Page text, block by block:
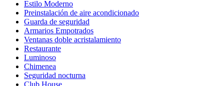
Estilo Moderno
Preinstalación de aire acondicionado
Guarda de seguridad
Armarios Empotrados
Ventanas doble acristalamiento
Restaurante
Luminoso
Chimenea
Seguridad nocturna
Club House